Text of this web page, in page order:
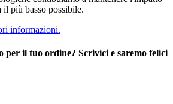
più basso possibile.
informazioni.
per il tuo ordine? Scrivici e saremo felici